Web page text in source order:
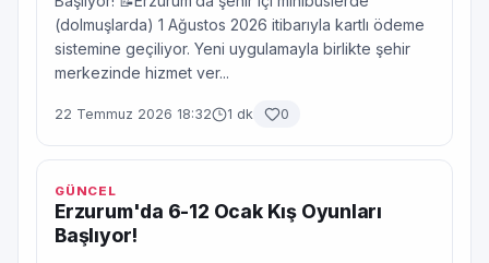
(dolmuşlarda) 1 Ağustos 2026 itibarıyla kartlı ödeme
sistemine geçiliyor. Yeni uygulamayla birlikte şehir
merkezinde hizmet ver...
22 Temmuz 2026 18:32 1 dk 0
GÜNCEL
Erzurum'da 6-12 Ocak Kış Oyunları
Başlıyor!